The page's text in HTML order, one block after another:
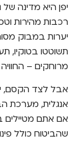
יפן היא מדינה
רכבות מהירות
יערות במבוק
תשוטטו בטוקיו,
מרוחקים –
אבל לצד הקסם,
אנגלית, מערכת
אם אתם מטיילים
שהביטוח כולל